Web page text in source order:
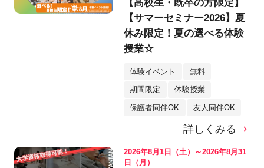
【高校生・既卒の方限定】
【サマーセミナー2026】夏
休み限定！夏の選べる体験
授業☆
体験イベント 無料
期間限定 体験授業
保護者同伴OK 友人同伴OK
詳しくみる
2026年8月1日（土）～2026年8月31
日（月）